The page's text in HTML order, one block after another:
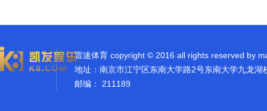
雷速体育 copyright © 2016 all rights reserved by
地址：南京市江宁区东南大学路2号东南大学九龙湖
邮编： 211189